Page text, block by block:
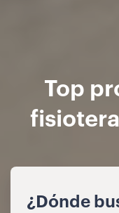
Top
¿Dónde